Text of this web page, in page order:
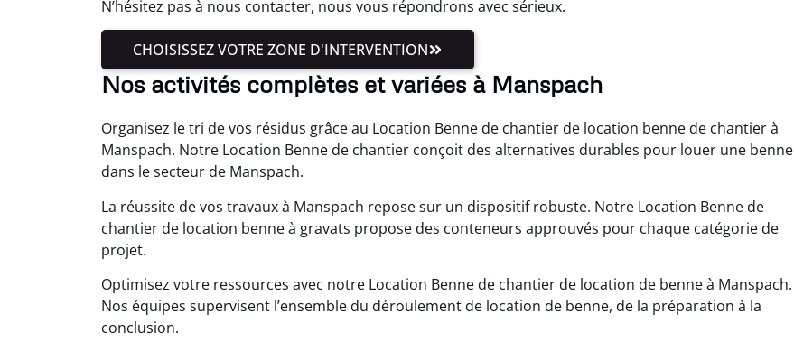
N’hésitez pas à nous contacter, nous vous répondrons avec sérieux.
CHOISISSEZ VOTRE ZONE D'INTERVENTION
Nos activités complètes et variées à Manspach
Organisez le tri de vos résidus grâce au Location Benne de chantier de location benne de chantier à
Manspach. Notre Location Benne de chantier conçoit des alternatives durables pour louer une benne
dans le secteur de Manspach.
La réussite de vos travaux à Manspach repose sur un dispositif robuste. Notre Location Benne de
chantier de location benne à gravats propose des conteneurs approuvés pour chaque catégorie de
projet.
Optimisez votre ressources avec notre Location Benne de chantier de location de benne à Manspach.
Nos équipes supervisent l’ensemble du déroulement de location de benne, de la préparation à la
conclusion.